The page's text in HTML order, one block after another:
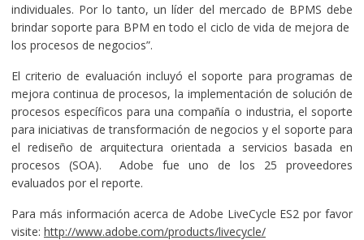
individuales. Por lo tanto, un líder del mercado de BPMS debe
brindar soporte para BPM en todo el ciclo de vida de mejora de
los procesos de negocios”.
El criterio de evaluación incluyó el soporte para programas de
mejora continua de procesos, la implementación de solución de
procesos específicos para una compañía o industria, el soporte
para iniciativas de transformación de negocios y el soporte para
el rediseño de arquitectura orientada a servicios basada en
procesos (SOA). Adobe fue uno de los 25 proveedores
evaluados por el reporte.
Para más información acerca de Adobe LiveCycle ES2 por favor
visite: http://www.adobe.com/products/livecycle/